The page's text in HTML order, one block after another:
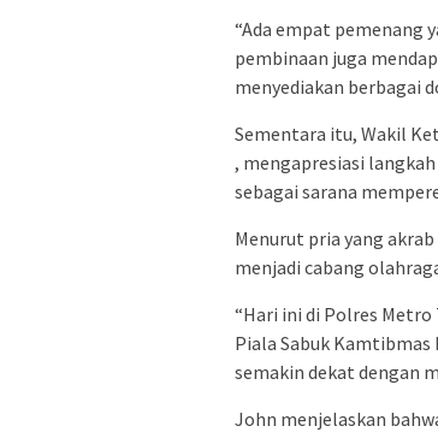
“Ada empat pemenang
pembinaan juga
menyediakan berbagai
Sementara itu, Wakil
, mengapresiasi
sebagai sarana
Menurut pria yang
menjadi cabang
“Hari ini di Polres
Piala Sabuk
semakin dekat dengan
John menjelaskan